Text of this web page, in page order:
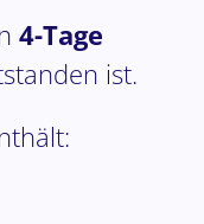
4-Tage
ist.